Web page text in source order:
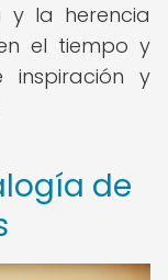
y la herencia
el tiempo y
inspiración y
de